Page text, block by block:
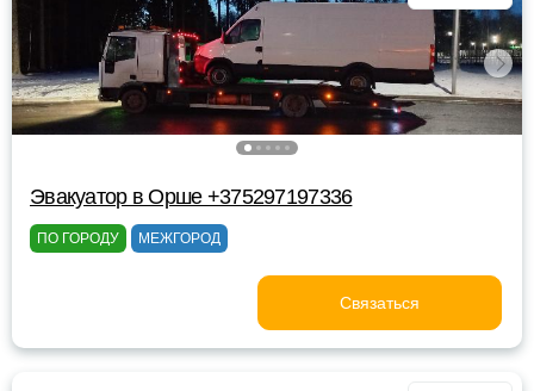
Эвакуатор в Орше +375297197336
ПО ГОРОДУ МЕЖГОРОД
Связаться